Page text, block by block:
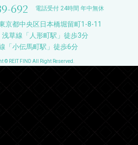
692 電話受付 24時間 年中無休
都中央区日本橋堀留町1-8-11
浅草線「人形町駅」徒歩3分
「小伝馬町駅」徒歩6分
© REIT FIND All Right Reserved.